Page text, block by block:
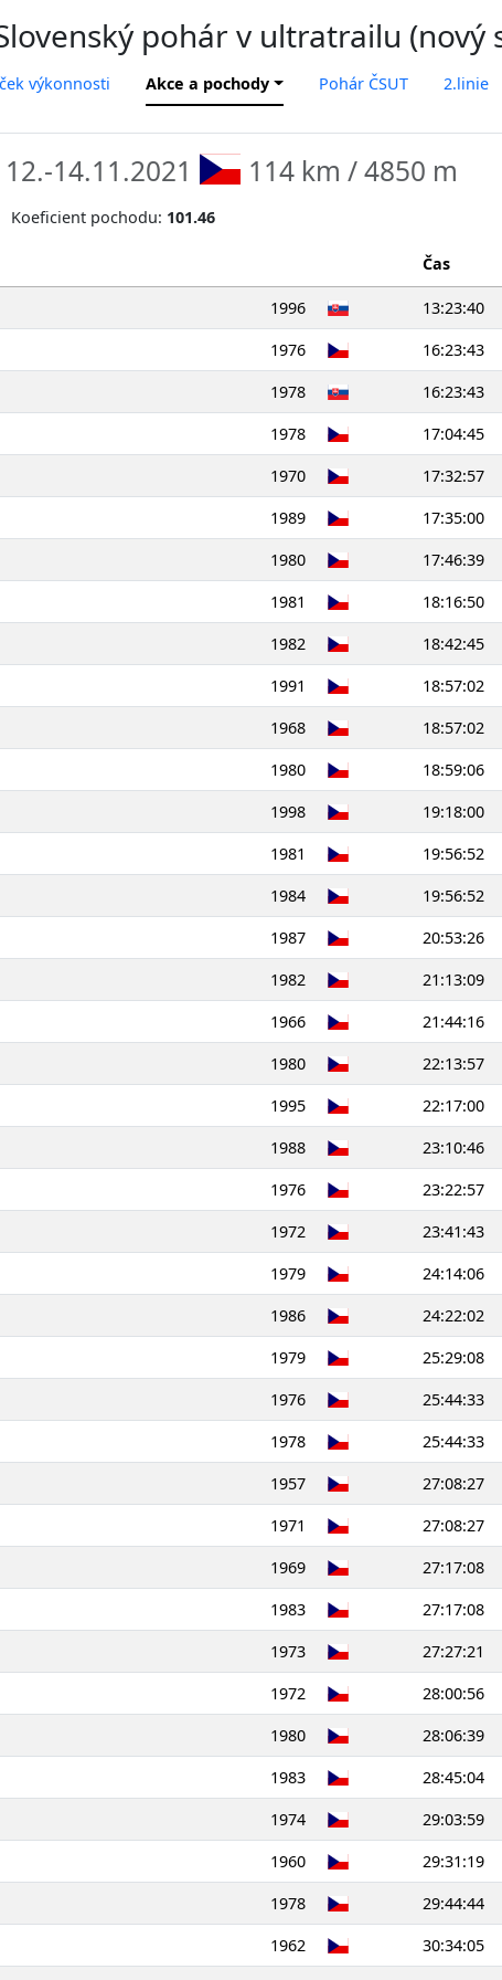
pohár v ultratrailu (nový
výkonnosti Akce a pochody Pohár ČSUT 2.linie
12.-14.11.2021 114 km / 4850 m
Koeficient pochodu: 101.46
Čas
1996 13:23:40
1976 16:23:43
1978 16:23:43
1978 17:04:45
1970 17:32:57
1989 17:35:00
1980 17:46:39
1981 18:16:50
1982 18:42:45
1991 18:57:02
1968 18:57:02
1980 18:59:06
1998 19:18:00
1981 19:56:52
1984 19:56:52
1987 20:53:26
1982 21:13:09
1966 21:44:16
1980 22:13:57
1995 22:17:00
1988 23:10:46
1976 23:22:57
1972 23:41:43
1979 24:14:06
1986 24:22:02
1979 25:29:08
1976 25:44:33
1978 25:44:33
1957 27:08:27
1971 27:08:27
1969 27:17:08
1983 27:17:08
1973 27:27:21
1972 28:00:56
1980 28:06:39
1983 28:45:04
1974 29:03:59
1960 29:31:19
1978 29:44:44
1962 30:34:05